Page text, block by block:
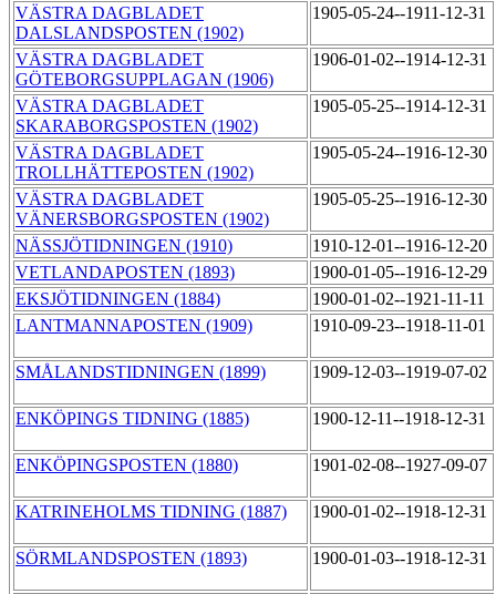
VÄSTRA DAGBLADET
DALSLANDSPOSTEN (1902)
1905-05-24--1911-12-31
VÄSTRA DAGBLADET
GÖTEBORGSUPPLAGAN (1906)
1906-01-02--1914-12-31
VÄSTRA DAGBLADET
SKARABORGSPOSTEN (1902)
1905-05-25--1914-12-31
VÄSTRA DAGBLADET
TROLLHÄTTEPOSTEN (1902)
1905-05-24--1916-12-30
VÄSTRA DAGBLADET
VÄNERSBORGSPOSTEN (1902)
1905-05-25--1916-12-30
NÄSSJÖTIDNINGEN (1910)
1910-12-01--1916-12-20
VETLANDAPOSTEN (1893)
1900-01-05--1916-12-29
EKSJÖTIDNINGEN (1884)
1900-01-02--1921-11-11
LANTMANNAPOSTEN (1909)
1910-09-23--1918-11-01
SMÅLANDSTIDNINGEN (1899) 1909-12-03--1919-07-02
ENKÖPINGS TIDNING (1885) 1900-12-11--1918-12-31
ENKÖPINGSPOSTEN (1880) 1901-02-08--1927-09-07
KATRINEHOLMS TIDNING (1887) 1900-01-02--1918-12-31
SÖRMLANDSPOSTEN (1893) 1900-01-03--1918-12-31